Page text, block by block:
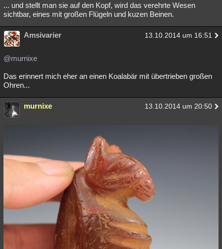
... und stellt man sie auf den Kopf, wird das verehrte Wesen
sichtbar, eines mit großen Flügeln und kuzen Beinen.
Amsivarier 13.10.2014 um 16:51
@murnixe
Das erinnert mich eher an einen Koalabär mit übertrieben großen
Ohren...
murnixe 13.10.2014 um 20:50